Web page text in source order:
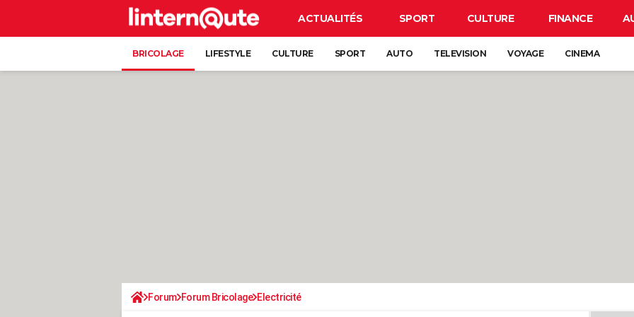
ACTUALITÉS SPORT CULTURE FINANCE
BRICOLAGE LIFESTYLE CULTURE SPORT AUTO TELEVISION VOYAGE CINEMA
Forum Forum Bricolage Electricité